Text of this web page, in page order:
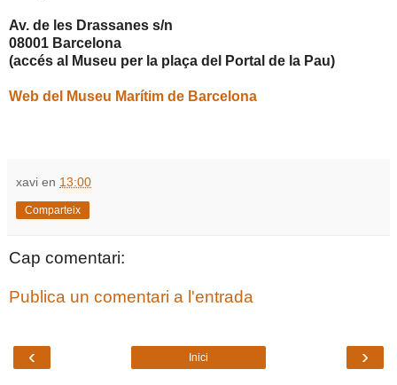
Av. de les Drassanes s/n
08001 Barcelona
(accés al Museu per la plaça del Portal de la Pau)
Web del Museu Marítim de Barcelona
xavi en 13:00
Comparteix
Cap comentari:
Publica un comentari a l'entrada
‹ ›
Inici